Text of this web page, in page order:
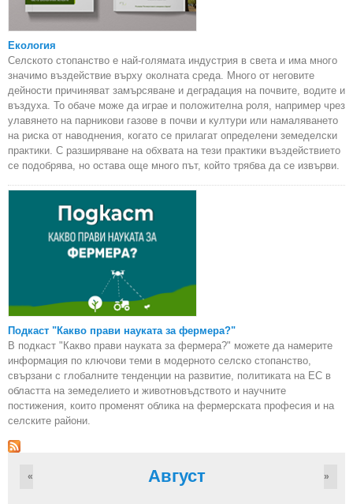
Екология
Селското стопанство е най-голямата индустрия в света и има много
значимо въздействие върху околната среда. Много от неговите
дейности причиняват замърсяване и деградация на почвите, водите и
въздуха. То обаче може да играе и положителна роля, например чрез
улавянето на парникови газове в почви и култури или намаляването
на риска от наводнения, когато се прилагат определени земеделски
практики. С разширяване на обхвата на тези практики въздействието
се подобрява, но остава още много път, който трябва да се извърви.
Подкаст "Какво прави науката за фермера?"
В подкаст "Какво прави науката за фермера?" можете да намерите
информация по ключови теми в модерното селско стопанство,
свързани с глобалните тенденции на развитие, политиката на ЕС в
областта на земеделието и животновъдството и научните
постижения, които променят облика на фермерската професия и на
селските райони.
Август
« »